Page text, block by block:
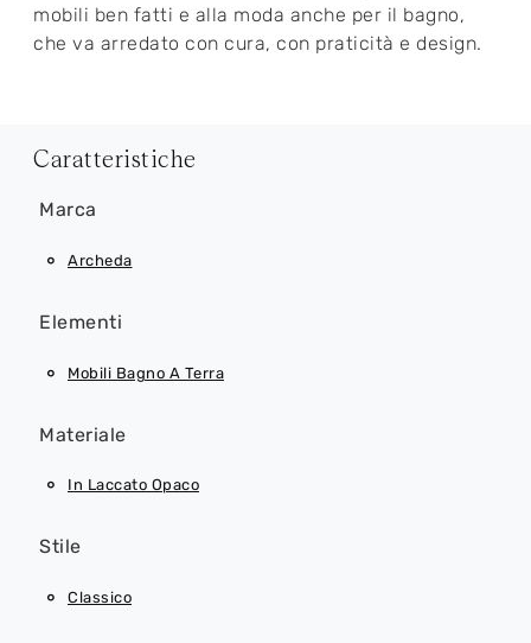
mobili ben fatti e alla moda anche per il bagno,
che va arredato con cura, con praticità e design.
Caratteristiche
Marca
Archeda
Elementi
Mobili Bagno A Terra
Materiale
In Laccato Opaco
Stile
Classico